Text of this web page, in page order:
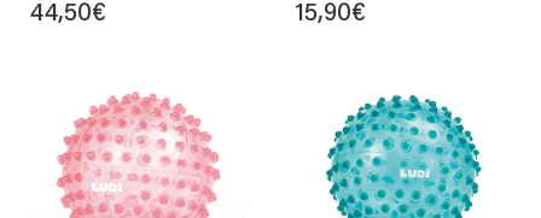
44,50€ 15,90€